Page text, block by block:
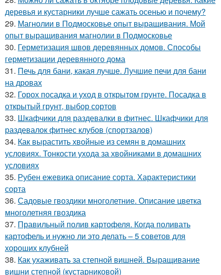
деревья и кустарники лучше сажать осенью и почему?
29. Магнолии в Подмосковье опыт выращивания. Мой
опыт выращивания магнолии в Подмосковье
30. Герметизация швов деревянных домов. Способы
герметизации деревянного дома
31. Печь для бани, какая лучше. Лучшие печи для бани
на дровах
32. Горох посадка и уход в открытом грунте. Посадка в
открытый грунт, выбор сортов
33. Шкафчики для раздевалки в фитнес. Шкафчики для
раздевалок фитнес клубов (спортзалов)
34. Как вырастить хвойные из семян в домашних
условиях. Тонкости ухода за хвойниками в домашних
условиях
35. Рубен ежевика описание сорта. Характеристики
сорта
36. Садовые гвоздики многолетние. Описание цветка
многолетняя гвоздика
37. Правильный полив картофеля. Когда поливать
картофель и нужно ли это делать – 5 советов для
хороших клубней
38. Как ухаживать за степной вишней. Выращивание
вишни степной (кустарниковой)